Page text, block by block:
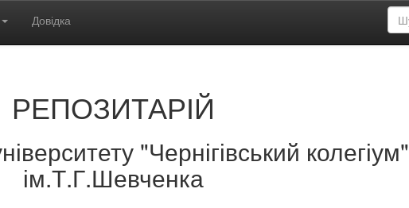
Довідка
РЕПОЗИТАРІЙ
"Чернігівський колегіум"
ім.Т.Г.Шевченка